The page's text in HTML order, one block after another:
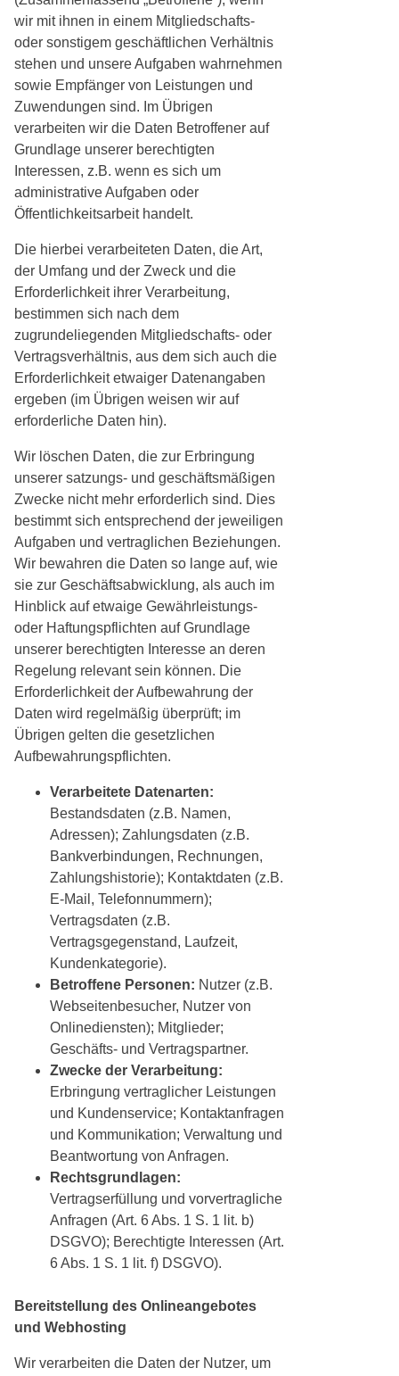
wir mit ihnen in einem Mitgliedschafts-
oder sonstigem geschäftlichen Verhältnis
stehen und unsere Aufgaben wahrnehmen
sowie Empfänger von Leistungen und
Zuwendungen sind. Im Übrigen
verarbeiten wir die Daten Betroffener auf
Grundlage unserer berechtigten
Interessen, z.B. wenn es sich um
administrative Aufgaben oder
Öffentlichkeitsarbeit handelt.
Die hierbei verarbeiteten Daten, die Art,
der Umfang und der Zweck und die
Erforderlichkeit ihrer Verarbeitung,
bestimmen sich nach dem
zugrundeliegenden Mitgliedschafts- oder
Vertragsverhältnis, aus dem sich auch die
Erforderlichkeit etwaiger Datenangaben
ergeben (im Übrigen weisen wir auf
erforderliche Daten hin).
Wir löschen Daten, die zur Erbringung
unserer satzungs- und geschäftsmäßigen
Zwecke nicht mehr erforderlich sind. Dies
bestimmt sich entsprechend der jeweiligen
Aufgaben und vertraglichen Beziehungen.
Wir bewahren die Daten so lange auf, wie
sie zur Geschäftsabwicklung, als auch im
Hinblick auf etwaige Gewährleistungs-
oder Haftungspflichten auf Grundlage
unserer berechtigten Interesse an deren
Regelung relevant sein können. Die
Erforderlichkeit der Aufbewahrung der
Daten wird regelmäßig überprüft; im
Übrigen gelten die gesetzlichen
Aufbewahrungspflichten.
Verarbeitete Datenarten:
Bestandsdaten (z.B. Namen,
Adressen); Zahlungsdaten (z.B.
Bankverbindungen, Rechnungen,
Zahlungshistorie); Kontaktdaten (z.B.
E-Mail, Telefonnummern);
Vertragsdaten (z.B.
Vertragsgegenstand, Laufzeit,
Kundenkategorie).
Betroffene Personen: Nutzer (z.B.
Webseitenbesucher, Nutzer von
Onlinediensten); Mitglieder;
Geschäfts- und Vertragspartner.
Zwecke der Verarbeitung:
Erbringung vertraglicher Leistungen
und Kundenservice; Kontaktanfragen
und Kommunikation; Verwaltung und
Beantwortung von Anfragen.
Rechtsgrundlagen:
Vertragserfüllung und vorvertragliche
Anfragen (Art. 6 Abs. 1 S. 1 lit. b)
DSGVO); Berechtigte Interessen (Art.
6 Abs. 1 S. 1 lit. f) DSGVO).
Bereitstellung des Onlineangebotes
und Webhosting
Wir verarbeiten die Daten der Nutzer, um